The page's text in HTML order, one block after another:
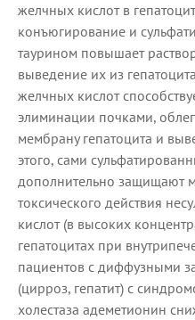
желчных кислот в
конъюгирование и
таурином повышает
выведение их из
желчных кислот
элиминации почками,
мембрану гепатоцита и
этого, сами
дополнительно защищают
токсического действия
кислот (в высоких
гепатоцитах при
пациентов с диффузными
(цирроз, гепатит) с
холестаза адеметионин